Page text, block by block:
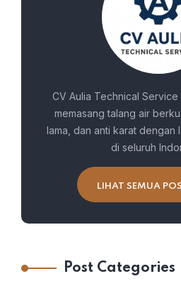
CV Aulia Technical
memasang talang air
lama, dan anti karat dengan
di seluruh
LIHAT SEMUA
Post Categories